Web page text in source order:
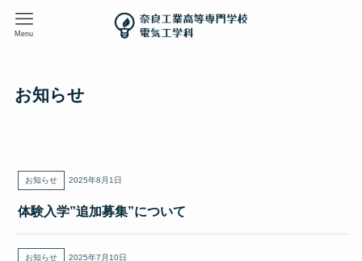
Menu
お知らせ
2025年8月1日
お知らせ
体験入学”追加募集”について
2025年7月10日
お知らせ